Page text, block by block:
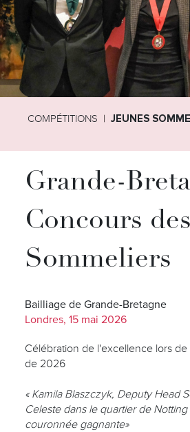
COMPÉTITIONS JEUNES
Grande-
Concours
Sommeliers
Bailliage de Grande-Bretagne
Londres, 15 mai 2026
Célébration de l'excellence lors
de 2026
« Kamila Blaszczyk, Deputy Head
Celeste dans le quartier de
couronnée gagnante»